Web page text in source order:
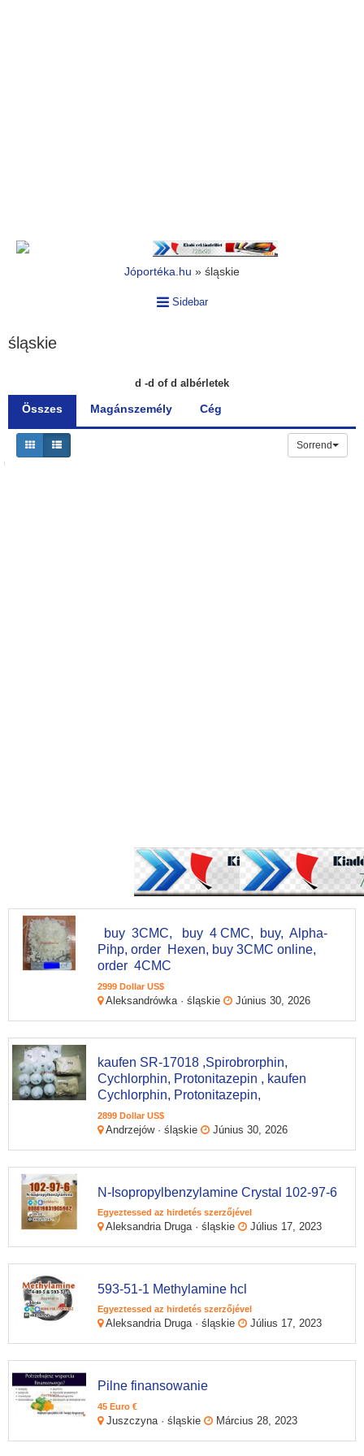
Jóportéka.hu » śląskie
Sidebar
śląskie
d -d of d albérletek
Összes Magánszemély Cég
Sorrend
buy 3CMC, buy 4 CMC, buy, Alpha-
Pihp, order Hexen, buy 3CMC online,
order 4CMC
2999 Dollar US$
Aleksandrówka · śląskie Június 30, 2026
kaufen SR-17018 ,Spirobrorphin,
Cychlorphin, Protonitazepin , kaufen
Cychlorphin, Protonitazepin,
2899 Dollar US$
Andrzejów · śląskie Június 30, 2026
N-Isopropylbenzylamine Crystal 102-97-6
Egyeztessed az hirdetés szerzőjével
Aleksandria Druga · śląskie Július 17, 2023
593-51-1 Methylamine hcl
Egyeztessed az hirdetés szerzőjével
Aleksandria Druga · śląskie Július 17, 2023
Pilne finansowanie
45 Euro €
Juszczyna · śląskie Március 28, 2023